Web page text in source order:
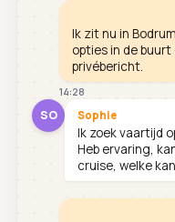
Ik zit nu in
opties in de
privébericht.
14:28
SO Sophie
Ik zoek vaartijd
Heb ervaring,
cruise, welke